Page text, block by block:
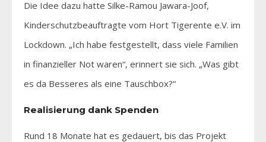
Die Idee dazu hatte Silke-Ramou Jawara-Joof,
Kinderschutzbeauftragte vom Hort Tigerente e.V. im
Lockdown. „Ich habe festgestellt, dass viele Familien
in finanzieller Not waren“, erinnert sie sich. „Was gibt
es da Besseres als eine Tauschbox?“
Realisierung dank Spenden
Rund 18 Monate hat es gedauert, bis das Projekt